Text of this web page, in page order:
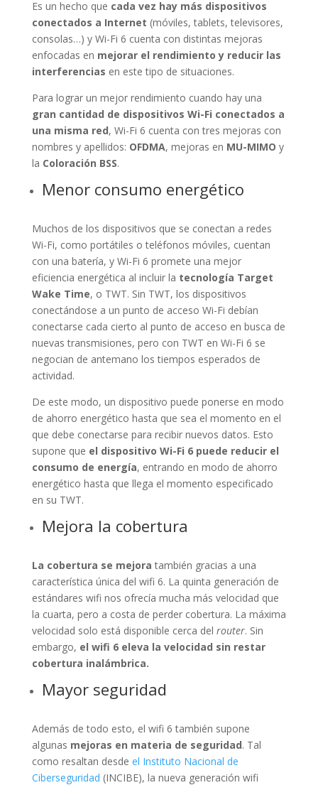
Es un hecho que cada vez hay más dispositivos
conectados a Internet (móviles, tablets, televisores,
consolas…) y Wi-Fi 6 cuenta con distintas mejoras
enfocadas en mejorar el rendimiento y reducir las
interferencias en este tipo de situaciones.
Para lograr un mejor rendimiento cuando hay una
gran cantidad de dispositivos Wi-Fi conectados a
una misma red, Wi-Fi 6 cuenta con tres mejoras con
nombres y apellidos: OFDMA, mejoras en MU-MIMO y
la Coloración BSS.
Menor consumo energético
Muchos de los dispositivos que se conectan a redes
Wi-Fi, como portátiles o teléfonos móviles, cuentan
con una batería, y Wi-Fi 6 promete una mejor
eficiencia energética al incluir la tecnología Target
Wake Time, o TWT. Sin TWT, los dispositivos
conectándose a un punto de acceso Wi-Fi debían
conectarse cada cierto al punto de acceso en busca de
nuevas transmisiones, pero con TWT en Wi-Fi 6 se
negocian de antemano los tiempos esperados de
actividad.
De este modo, un dispositivo puede ponerse en modo
de ahorro energético hasta que sea el momento en el
que debe conectarse para recibir nuevos datos. Esto
supone que el dispositivo Wi-Fi 6 puede reducir el
consumo de energía, entrando en modo de ahorro
energético hasta que llega el momento especificado
en su TWT.
Mejora la cobertura
La cobertura se mejora también gracias a una
característica única del wifi 6. La quinta generación de
estándares wifi nos ofrecía mucha más velocidad que
la cuarta, pero a costa de perder cobertura. La máxima
velocidad solo está disponible cerca del router. Sin
embargo, el wifi 6 eleva la velocidad sin restar
cobertura inalámbrica.
Mayor seguridad
Además de todo esto, el wifi 6 también supone
algunas mejoras en materia de seguridad. Tal
como resaltan desde el Instituto Nacional de
Ciberseguridad (INCIBE), la nueva generación wifi